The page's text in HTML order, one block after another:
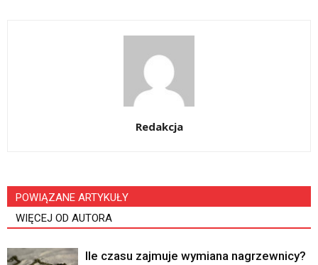
Redakcja
POWIĄZANE ARTYKUŁY
WIĘCEJ OD AUTORA
Ile czasu zajmuje wymiana nagrzewnicy?